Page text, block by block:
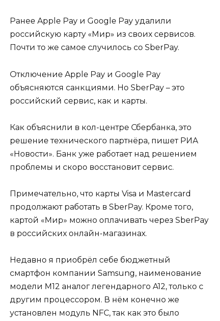
Ранее Apple Pay и Google Pay удалили
российскую карту «Мир» из своих сервисов.
Почти то же самое случилось со SberPay.
Отключение Apple Pay и Google Pay
объясняются санкциями. Но SberPay – это
российский сервис, как и карты.
Как объяснили в кол-центре Сбербанка, это
решение технического партнёра, пишет РИА
«Новости». Банк уже работает над решением
проблемы и скоро восстановит сервис.
Примечательно, что карты Visa и Mastercard
продолжают работать в SberPay. Кроме того,
картой «Мир» можно оплачивать через SberPay
в российских онлайн-магазинах.
Недавно я приобрёл себе бюджетный
смартфон компании Samsung, наименование
модели M12 аналог легендарного A12, только с
другим процессором. В нём конечно же
установлен модуль NFC, так как это было